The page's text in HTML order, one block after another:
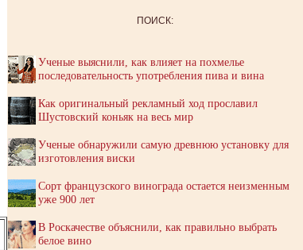
ПОИСК:
Ученые выяснили, как влияет на похмелье
последовательность употребления пива и вина
Как оригинальный рекламный ход прославил
Шустовский коньяк на весь мир
Ученые обнаружили самую древнюю установку для
изготовления виски
Сорт французского винограда остается неизменным
уже 900 лет
В Роскачестве объяснили, как правильно выбрать
белое вино